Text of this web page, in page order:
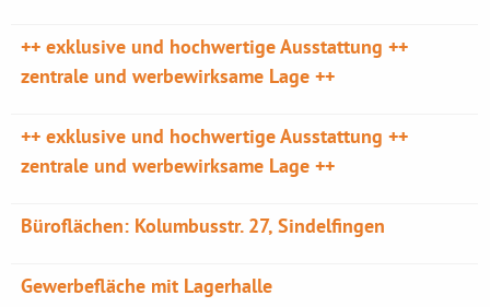
++ exklusive und hochwertige Ausstattung ++
zentrale und werbewirksame Lage ++
++ exklusive und hochwertige Ausstattung ++
zentrale und werbewirksame Lage ++
Büroflächen: Kolumbusstr. 27, Sindelfingen
Gewerbefläche mit Lagerhalle